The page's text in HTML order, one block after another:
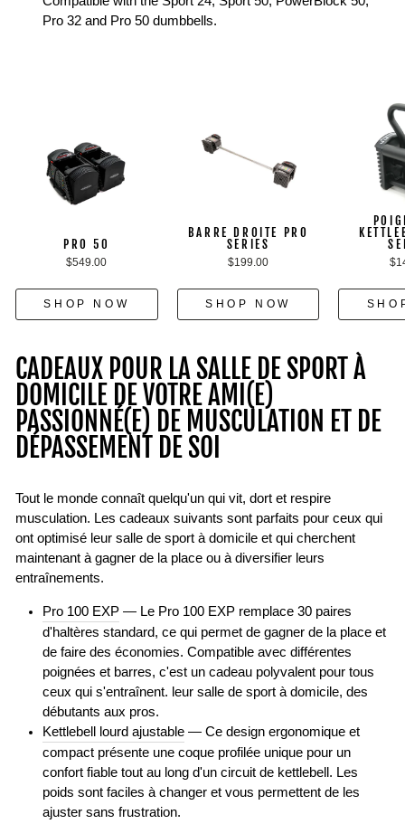
Pro 32 and Pro 50 dumbbells.
PRO 50
$549.00
SHOP NOW
BARRE DROITE PRO
SERIES
$199.00
SHOP NOW
CADEAUX POUR LA SALLE DE SPORT À
DOMICILE DE VOTRE AMI(E)
PASSIONNÉ(E) DE MUSCULATION ET DE
DÉPASSEMENT DE SOI
Tout le monde connaît quelqu'un qui vit, dort et respire
musculation. Les cadeaux suivants sont parfaits pour ceux qui
ont optimisé leur salle de sport à domicile et qui cherchent
maintenant à gagner de la place ou à diversifier leurs
entraînements.
Pro 100 EXP — Le Pro 100 EXP remplace 30 paires
d'haltères standard, ce qui permet de gagner de la place et
de faire des économies. Compatible avec différentes
poignées et barres, c'est un cadeau polyvalent pour tous
ceux qui s'entraînent. leur salle de sport à domicile, des
débutants aux pros.
Kettlebell lourd ajustable — Ce design ergonomique et
compact présente une coque profilée unique pour un
confort fiable tout au long d'un circuit de kettlebell. Les
poids sont faciles à changer et vous permettent de les
ajuster sans frustration.